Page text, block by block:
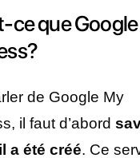
. C’est
vous en parler
vous à